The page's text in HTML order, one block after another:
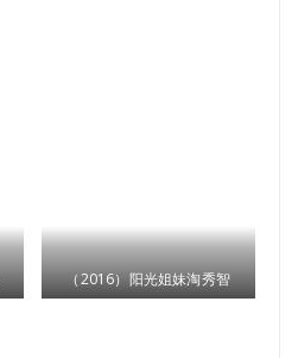
（2016）阳光姐妹淘秀智